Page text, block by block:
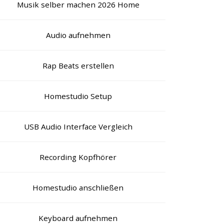
Musik selber machen 2026 Home
Audio aufnehmen
Rap Beats erstellen
Homestudio Setup
USB Audio Interface Vergleich
Recording Kopfhörer
Homestudio anschließen
Keyboard aufnehmen